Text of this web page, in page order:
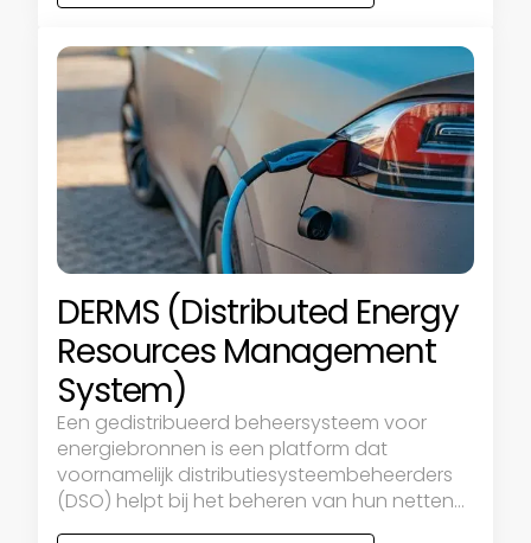
DERMS (Distributed Energy
Resources Management
System)
Een gedistribueerd beheersysteem voor
energiebronnen is een platform dat
voornamelijk distributiesysteembeheerders
(DSO) helpt bij het beheren van hun netten
die voornamelijk gebaseerd zijn op